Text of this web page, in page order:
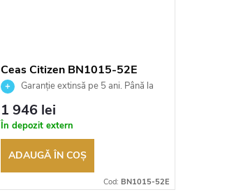
Ceas Citizen BN1015-52E
Garanție extinsă pe 5 ani. Până la
100 de zile pentru returnarea
bunurilor. Vânzător autorizat
1 946 lei
În depozit extern
ADAUGĂ ÎN COŞ
Cod: BN1015-52E